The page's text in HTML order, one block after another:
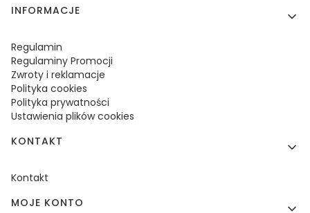
Linki w stopce
INFORMACJE
Regulamin
Regulaminy Promocji
Zwroty i reklamacje
Polityka cookies
Polityka prywatności
Ustawienia plików cookies
KONTAKT
Kontakt
MOJE KONTO